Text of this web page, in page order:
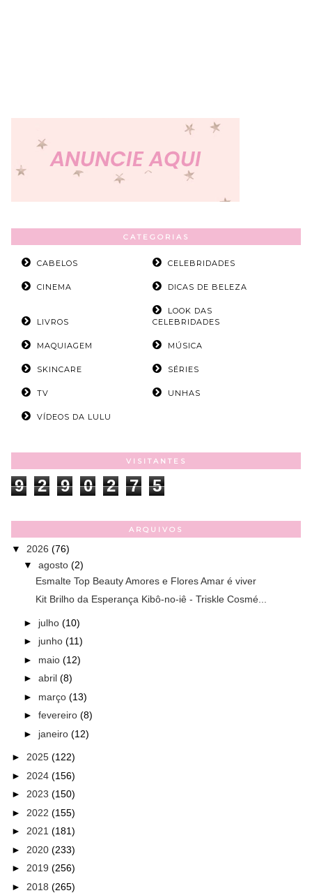
CATEGORIAS
CABELOS CELEBRIDADES
CINEMA DICAS DE BELEZA
LIVROS
LOOK DAS
CELEBRIDADES
MAQUIAGEM MÚSICA
SKINCARE SÉRIES
TV UNHAS
VÍDEOS DA LULU
VISITANTES
9 2 9 0 2 7 5
ARQUIVOS
▼ 2026 (76)
▼ agosto (2)
Esmalte Top Beauty Amores e Flores Amar é viver
Kit Brilho da Esperança Kibô-no-iê - Triskle Cosmé...
► julho (10)
► junho (11)
► maio (12)
► abril (8)
► março (13)
► fevereiro (8)
► janeiro (12)
► 2025 (122)
► 2024 (156)
► 2023 (150)
► 2022 (155)
► 2021 (181)
► 2020 (233)
► 2019 (256)
► 2018 (265)